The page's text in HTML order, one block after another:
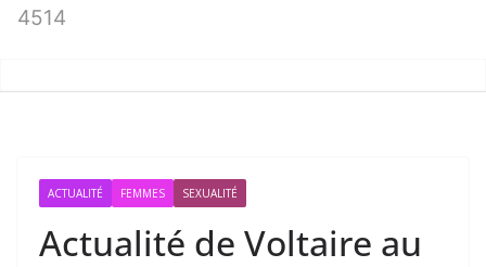
4514
ACTUALITÉ FEMMES SEXUALITÉ
Actualité de Voltaire au